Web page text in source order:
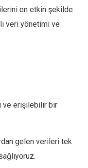
en etkin şekilde
veri yönetimi ve
ve erişilebilir bir
gelen verileri tek